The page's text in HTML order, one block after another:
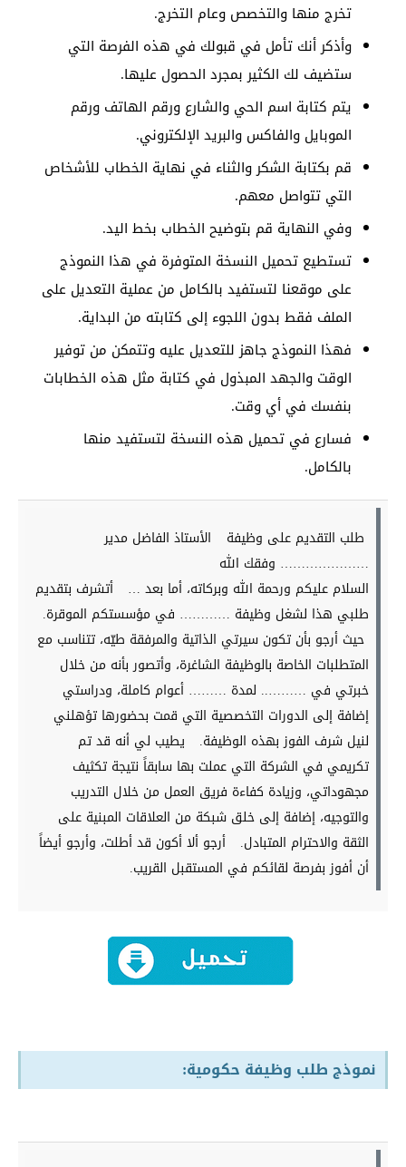
تخرج منها والتخصص وعام التخرج.
وأذكر أنك تأمل في قبولك في هذه الفرصة التي
ستضيف لك الكثير بمجرد الحصول عليها.
يتم كتابة اسم الحي والشارع ورقم الهاتف ورقم
الموبايل والفاكس والبريد الإلكتروني.
قم بكتابة الشكر والثناء في نهاية الخطاب للأشخاص
التي تتواصل معهم.
وفي النهاية قم بتوضيح الخطاب بخط اليد.
تستطيع تحميل النسخة المتوفرة في هذا النموذج
على موقعنا لتستفيد بالكامل من عملية التعديل على
الملف فقط بدون اللجوء إلى كتابته من البداية.
فهذا النموذج جاهز للتعديل عليه وتتمكن من توفير
الوقت والجهد المبذول في كتابة مثل هذه الخطابات
بنفسك في أي وقت.
فسارع في تحميل هذه النسخة لتستفيد منها
بالكامل.
طلب التقديم على وظيفة
الأستاذ الفاضل مدير
………………… وفقك الله
السلام عليكم ورحمة الله وبركاته، أما بعد …
أتشرف بتقديم
طلبي هذا لشغل وظيفة ………… في مؤسستكم الموقرة.
حيث أرجو بأن تكون سيرتي الذاتية والمرفقة طيّه، تتناسب مع
المتطلبات الخاصة بالوظيفة الشاغرة، وأتصور بأنه من خلال
خبرتي في ……….. لمدة ……… أعوام كاملة، ودراستي
إضافة إلى الدورات التخصصية التي قمت بحضورها تؤهلني
لنيل شرف الفوز بهذه الوظيفة.
يطيب لي أنه قد تم
تكريمي في الشركة التي عملت بها سابقاً نتيجة تكثيف
مجهوداتي، وزيادة كفاءة فريق العمل من خلال التدريب
والتوجيه، إضافة إلى خلق شبكة من العلاقات المبنية على
الثقة والاحترام المتبادل.
أرجو ألا أكون قد أطلت، وأرجو أيضاً
أن أفوز بفرصة لقائكم في المستقبل القريب.
نموذج طلب وظيفة حكومية: